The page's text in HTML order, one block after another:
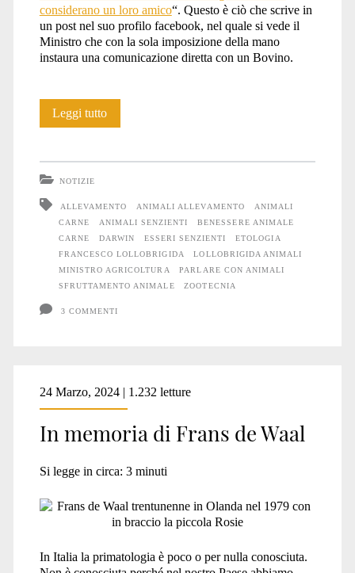
considerano un loro amico“. Questo è ciò che scrive in
un post nel suo profilo facebook, nel quale si vede il
Ministro che con la sola imposizione della mano
instaura una comunicazione diretta con un Bovino.
Leggi tuttoParla
NOTIZIE
ALLEVAMENTO ANIMALI ALLEVAMENTO
ANIMALI
CARNE
ANIMALI SENZIENTI
BENESSERE ANIMALE
CARNE
DARWIN ESSERI SENZIENTI
ETOLOGIA
FRANCESCO LOLLOBRIGIDA
LOLLOBRIGIDA ANIMALI
MINISTRO AGRICOLTURA
PARLARE CON ANIMALI
SFRUTTAMENTO ANIMALE
ZOOTECNIA
3 COMMENTI
24 Marzo, 2024 | 1.232 letture
In memoria di Frans de Waal
Si legge in circa: 3 minuti
In Italia la primatologia è poco o per nulla conosciuta.